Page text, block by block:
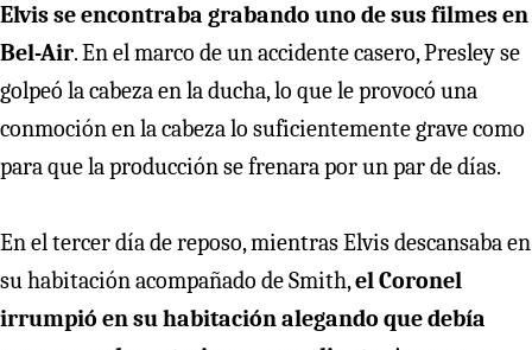
Elvis se encontraba grabando uno de sus filmes en
Bel-Air. En el marco de un accidente casero, Presley se
golpeó la cabeza en la ducha, lo que le provocó una
conmoción en la cabeza lo suficientemente grave como
para que la producción se frenara por un par de días.
En el tercer día de reposo, mientras Elvis descansaba en
su habitación acompañado de Smith,el Coronel
irrumpió en su habitación alegando que debía